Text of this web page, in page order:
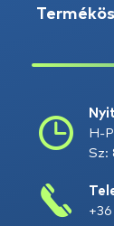
H-
Sz: